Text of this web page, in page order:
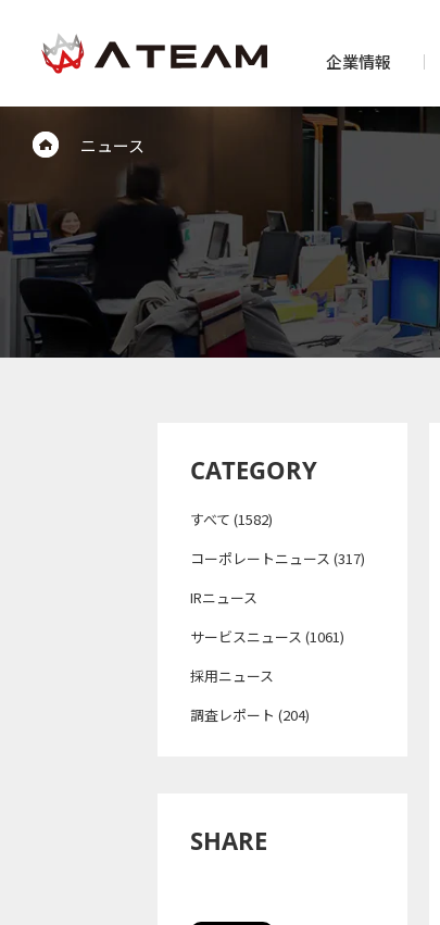
企業情報
ニュース
CATEGORY
すべて (1582)
コーポレートニュース (317)
IRニュース
サービスニュース (1061)
採用ニュース
調査レポート (204)
SHARE